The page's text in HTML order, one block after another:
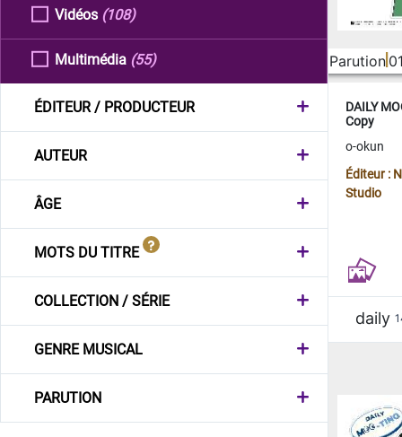
Vidéos (108)
Multimédia (55)
ÉDITEUR / PRODUCTEUR
AUTEUR
ÂGE
MOTS DU TITRE
COLLECTION / SÉRIE
GENRE MUSICAL
PARUTION
Parution
DAILY
Copy
o-okun
Éditeur :
Studio
daily